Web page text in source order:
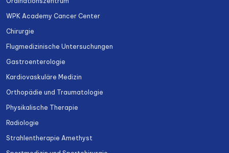
WPK Academy Cancer Center
Chirurgie
Flugmedizinische Untersuchungen
Gastroenterologie
Kardiovaskuläre Medizin
Orthopädie und Traumatologie
Physikalische Therapie
Radiologie
Strahlentherapie Amethyst